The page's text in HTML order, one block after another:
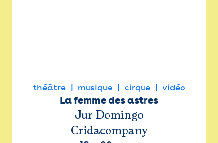
théâtre musique cirque vidéo
La femme des astres
Jur Domingo
Cridacompany